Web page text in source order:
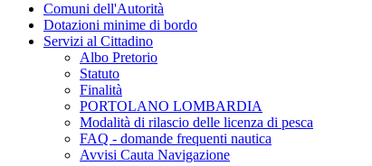
Comuni dell'Autorità
Dotazioni minime di bordo
Servizi al Cittadino
Albo Pretorio
Statuto
Finalità
PORTOLANO LOMBARDIA
Modalità di rilascio delle licenza di pesca
FAQ - domande frequenti nautica
Avvisi Cauta Navigazione